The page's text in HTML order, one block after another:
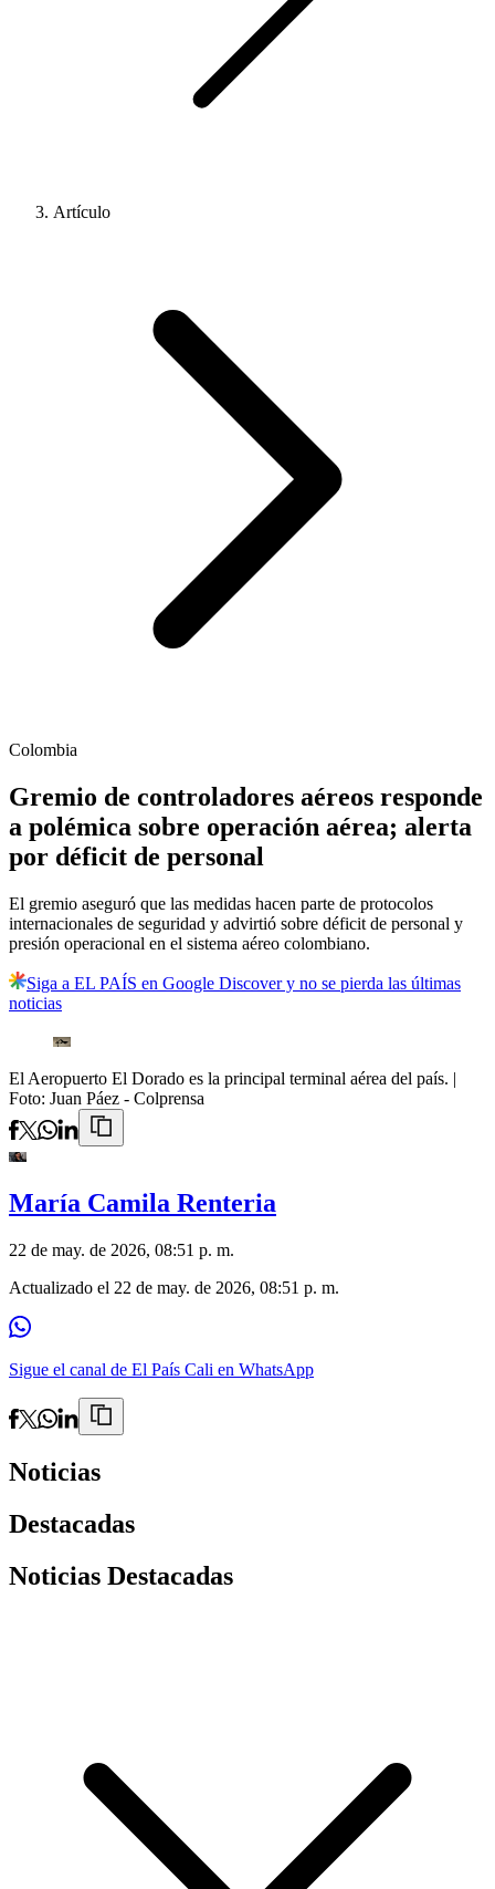
Artículo
Colombia
Gremio de controladores aéreos responde
a polémica sobre operación aérea; alerta
por déficit de personal
El gremio aseguró que las medidas hacen parte de protocolos
internacionales de seguridad y advirtió sobre déficit de personal y
presión operacional en el sistema aéreo colombiano.
Siga a EL PAÍS en Google Discover y no se pierda las últimas
noticias
El Aeropuerto El Dorado es la principal terminal aérea del país. |
Foto: Juan Páez - Colprensa
María Camila Renteria
22 de may. de 2026, 08:51 p. m.
Actualizado el 22 de may. de 2026, 08:51 p. m.
Sigue el canal de El País Cali en WhatsApp
Noticias
Destacadas
Noticias Destacadas